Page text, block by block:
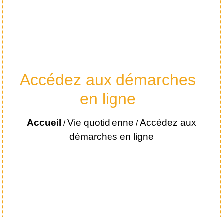
Accédez aux démarches
en ligne
Accueil /Vie quotidienne /Accédez aux
démarches en ligne